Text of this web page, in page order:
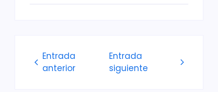
Entrada
anterior
Entrada
siguiente